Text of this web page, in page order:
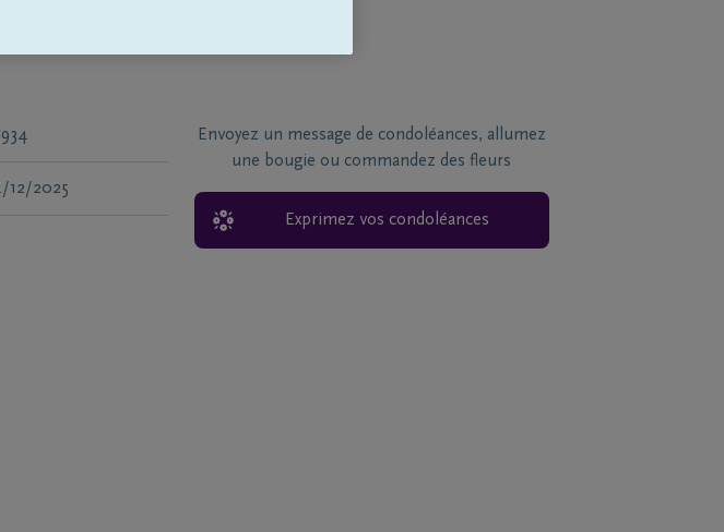
12/2025
Envoyez un message de condoléances, allumez
une bougie ou commandez des fleurs
Exprimez vos condoléances